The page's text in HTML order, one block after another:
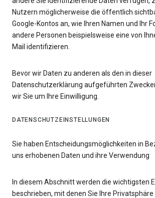
Nutzern möglicherweise die öffentlich
Google-Kontos an, wie Ihren Namen und Ihr
andere Personen beispielsweise eine von
Mail identifizieren.
Bevor wir Daten zu anderen als den in dieser
Datenschutzerklärung aufgeführten
wir Sie um Ihre Einwilligung.
DATENSCHUTZEINSTELLUNGEN
Sie haben Entscheidungsmöglichkeiten in
uns erhobenen Daten und ihre Verwendung
In diesem Abschnitt werden die wichtigsten
beschrieben, mit denen Sie Ihre Privatsphäre